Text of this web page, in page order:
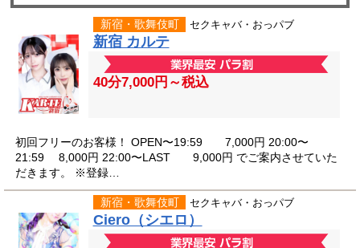
新宿・歌舞伎町 セクキャバ・おっパブ
新宿 カルテ
40分7,000円～税込
初回フリーのお客様！ OPEN〜19:59 7,000円 20:00〜
21:59 8,000円 22:00〜LAST 9,000円 でご案内させていた
だきます。 ※登録…
新宿・歌舞伎町 セクキャバ・おっパブ
Ciero（シエロ）